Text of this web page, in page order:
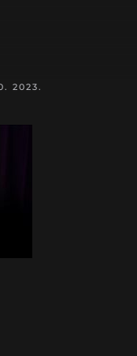
2023.